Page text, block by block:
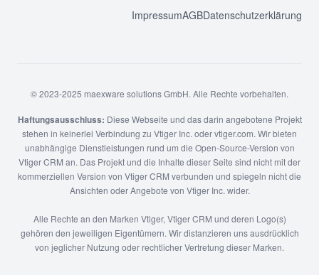
ImpressumAGBDatenschutzerklärung
© 2023-2025 maexware solutions GmbH. Alle Rechte vorbehalten.
Haftungsausschluss: Diese Webseite und das darin angebotene Projekt
stehen in keinerlei Verbindung zu Vtiger Inc. oder vtiger.com. Wir bieten
unabhängige Dienstleistungen rund um die Open-Source-Version von
Vtiger CRM an. Das Projekt und die Inhalte dieser Seite sind nicht mit der
kommerziellen Version von Vtiger CRM verbunden und spiegeln nicht die
Ansichten oder Angebote von Vtiger Inc. wider.
Alle Rechte an den Marken Vtiger, Vtiger CRM und deren Logo(s)
gehören den jeweiligen Eigentümern. Wir distanzieren uns ausdrücklich
von jeglicher Nutzung oder rechtlicher Vertretung dieser Marken.